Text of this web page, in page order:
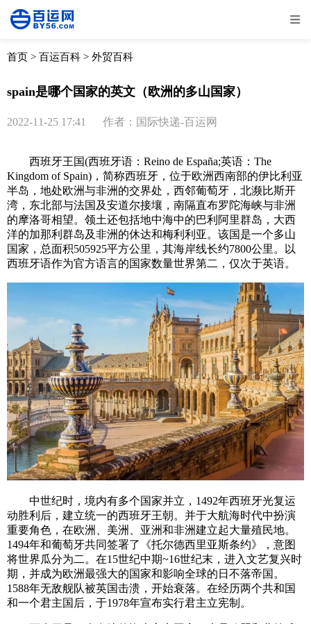
全部 物流资讯
取消 确定
首页 > 百运百科 > 外贸百科
spain是哪个国家的英文（欧洲的多山国家）
2022-11-25 17:41 作者：国际快递-百运网
西班牙王国(西班牙语：Reino de España;英语：The
Kingdom of Spain)，简称西班牙，位于欧洲西南部的伊比利亚
半岛，地处欧洲与非洲的交界处，西邻葡萄牙，北濒比斯开
湾，东北部与法国及安道尔接壤，南隔直布罗陀海峡与非洲
的摩洛哥相望。领土还包括地中海中的巴利阿里群岛，大西
洋的加那利群岛及非洲的休达和梅利利亚。该国是一个多山
国家，总面积505925平方公里，其海岸线长约7800公里。以
西班牙语作为官方语言的国家数量世界第二，仅次于英语。
中世纪时，境内有多个国家并立，1492年西班牙光复运
动胜利后，建立统一的西班牙王朝。并于大航海时代中扮演
重要角色，在欧洲、美洲、亚洲和非洲建立起大量殖民地。
1494年和葡萄牙共同签署了《托尔德西里亚斯条约》，意图
将世界瓜分为二。在15世纪中期~16世纪末，进入文艺复兴时
期，并成为欧洲最强大的国家和影响全球的日不落帝国。
1588年无敌舰队被英国击溃，开始衰落。在经历两个共和国
和一个君主国后，于1978年宣布实行君主立宪制。